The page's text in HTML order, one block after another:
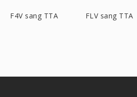
F4V sang TTA FLV sang TTA